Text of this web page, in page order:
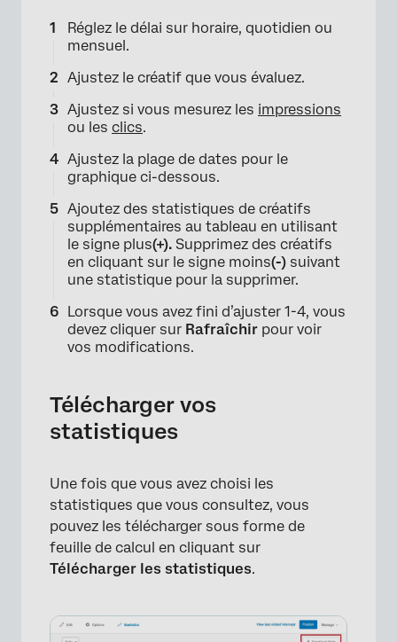
Réglez le délai sur horaire, quotidien ou
mensuel.
Ajustez le créatif que vous évaluez.
Ajustez si vous mesurez les impressions
ou les clics.
Ajustez la plage de dates pour le
graphique ci-dessous.
Ajoutez des statistiques de créatifs
supplémentaires au tableau en utilisant
le signe plus(+). Supprimez des créatifs
en cliquant sur le signe moins(-) suivant
une statistique pour la supprimer.
Lorsque vous avez fini d’ajuster 1-4, vous
devez cliquer sur Rafraîchir pour voir
vos modifications.
Télécharger vos
statistiques
Une fois que vous avez choisi les
statistiques que vous consultez, vous
pouvez les télécharger sous forme de
feuille de calcul en cliquant sur
Télécharger les statistiques.